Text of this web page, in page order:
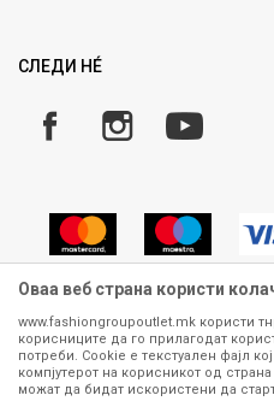
Замена и рефундација на
Плаќање
СЛЕДИ НÉ
Сите информации околу
онлајн продавница се стремиме да
меѓутоа не можеме да
Оваа веб страна користи
www.fashiongroupoutlet.mk користи
корисниците да го прилагодат
потреби. Cookie е текстуален фајл
компјутерот на корисникот од
можат да бидат искористени да